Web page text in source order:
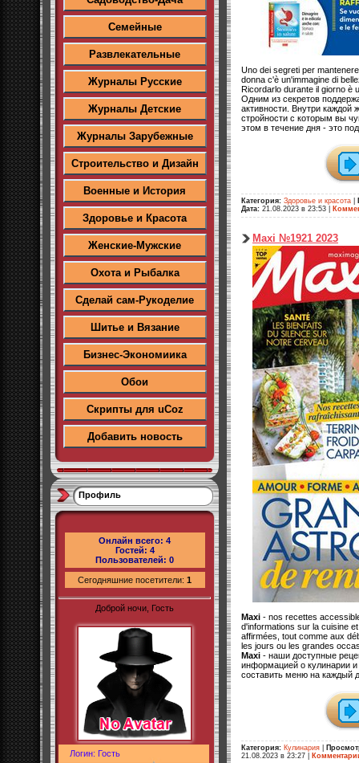
Семейные
Развлекательные
Журналы Русские
Журналы Детские
Журналы Зарубежные
Строительство и Дизайн
Военные и История
Здоровье и Красота
Женские-Мужские
Охота и Рыбалка
Сделай сам-Рукоделие
Шитье и Вязание
Бизнес-Экономиика
Обои
Скрипты для uCoz
Добавить новость
Профиль
Онлайн всего: 4
Гостей: 4
Пользователей: 0
Сегодняшние посетители: 1
Доброй ночи, Гость
Логин: Гость
Uno dei segreti per
donna c'è un'immagine di
Ricordarlo durante il giorno è
Одним из секретов
активности. Внутри каждой
стройности с которым вы
этом в течение дня - это
Категория: Здоровье и красота
Дата: 21.08.2023 в 23:53
Maxi №1921 2023
Maxi - nos recettes
d'informations sur la cuisine
affirmées, tout comme aux
les jours ou les grandes
Maxi - наши доступные
информацией о кулинарии
составить меню на каждый
Категория: Кулинария
21.08.2023 в 23:27